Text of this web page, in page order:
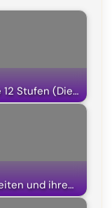
t
e
Stufen (Die…
und ihre…